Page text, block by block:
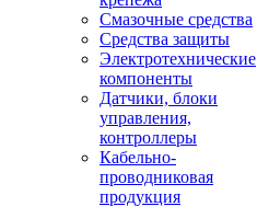
Смазочные средства
Средства защиты
Электротехнические
компоненты
Датчики, блоки
управления,
контроллеры
Кабельно-
проводниковая
продукция